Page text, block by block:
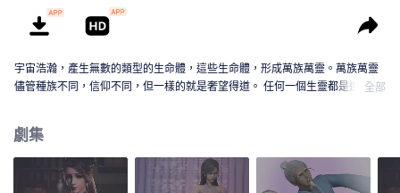
宇宙浩瀚，產生無數的類型的生命體，這些生命體，形成萬族萬靈。萬族萬靈
儘管種族不同，信仰不同，但一樣的就是奢望得道。 任何一個生靈都是道心蒙
個時代，只能支撐少數一些人得道。得道者，以為站在了世間之巔，以後可以
恣意逍遙。但卻發現，即使得道。同樣難逃厄運，在他們之上有著主宰，收割
著一個又一個的時代，收割著天下修行者為了維持他們野心。萬族萬靈，不過
全部
劇集